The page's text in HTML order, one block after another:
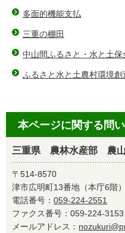
多面的機能支払
三重の棚田
中山間ふるさと・水と土保
ふるさと水と土農村環境創
本ページに関する問
三重県 農林水産部 農山
〒514-8570
津市広明町13番地（本庁6階）
電話番号： 059-224-2551
ファクス番号：059-224-
メールアドレス：